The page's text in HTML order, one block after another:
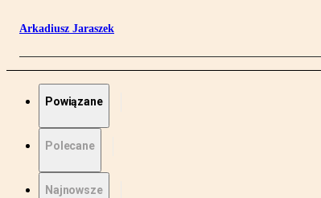
Arkadiusz Jaraszek
Powiązane
Polecane
Najnowsze